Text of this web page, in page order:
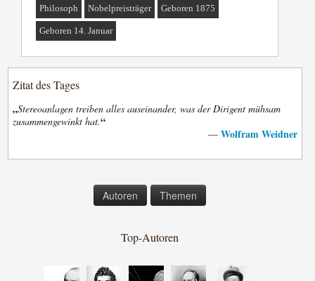
Philosoph Nobelpreisträger Geboren 1875
Geboren 14. Januar
Zitat des Tages
„Stereoanlagen treiben alles auseinander, was der Dirigent mühsam
zusammengewinkt hat.“
— Wolfram Weidner
Autoren Themen
Top-Autoren